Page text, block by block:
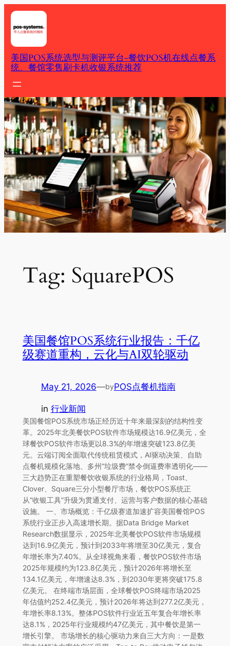
Skip
content
美国POS系统选型与测评平台-餐饮POS机在线点餐系
统、餐馆零售刷卡机收银系统推荐
Tag: SquarePOS
美国餐馆POS系统行业报告：千亿
级赛道重构，云化与AI双轮驱动
May 21, 2026—byPOS点餐机指南
in 行业新闻
美国餐馆POS系统市场正经历近十年来最深刻的结构性变
革。2025年北美餐饮POS软件市场规模达16.9亿美元，全
球餐饮POS软件市场更以8.3%的年增速突破123.8亿美
元。云端订阅全面取代传统租赁模式，AI驱动决策、自助
点餐机规模化落地、多州“垃圾费”禁令倒逼费率透明化——
三大趋势正在重塑餐饮收银系统的行业格局，Toast、
Clover、Square三分小型餐厅市场，餐饮POS系统正
从“收银工具”升级为贯通支付、运营与客户数据的核心基础
设施。 一、市场概览：千亿级赛道加速扩容美国餐馆POS
系统行业正步入高速增长期。据Data Bridge Market
Research数据显示，2025年北美餐饮POS软件市场规模
达到16.9亿美元，预计到2033年将增至30亿美元，复合
年增长率为7.40%。从全球视角来看，餐饮POS软件市场
2025年规模约为123.8亿美元，预计2026年将增长至
134.1亿美元，年增速达8.3%，到2030年更将突破175.8
亿美元。 在终端市场层面，全球餐饮POS终端市场2025
年估值约252.4亿美元，预计2026年将达到277.2亿美元，
年增长率8.13%。整体POS软件行业近五年复合年增长率
达8.1%，2025年行业规模约47亿美元，其中餐饮是第一
增长引擎。 市场增长的核心驱动力来自三大方向：一是数